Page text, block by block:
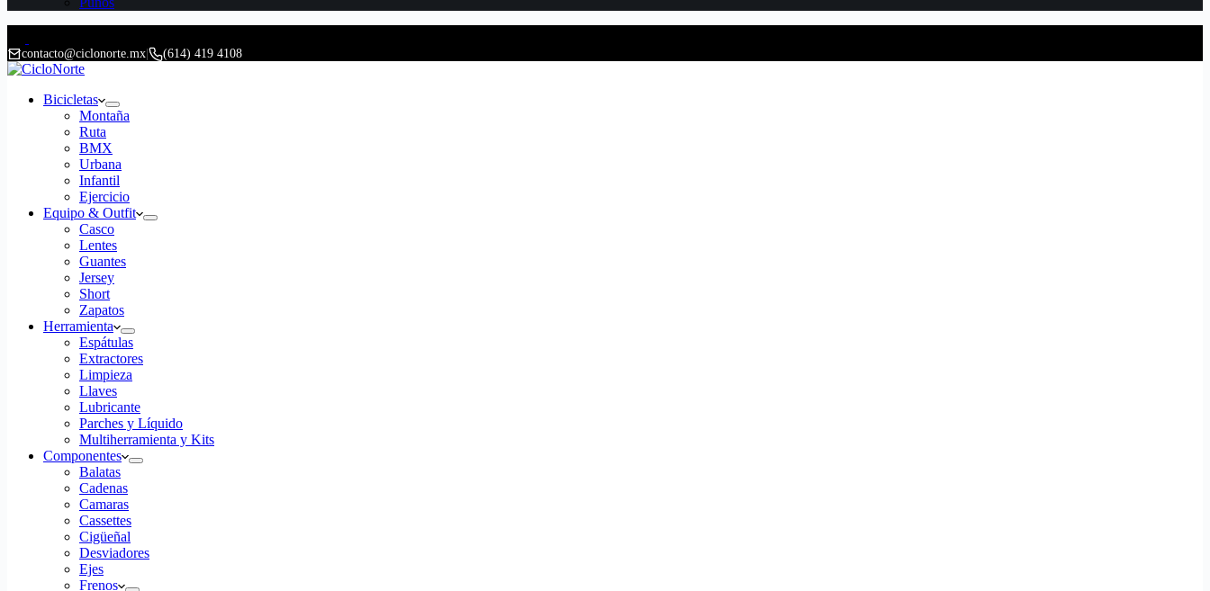
contacto@ciclonorte.mx (614) 419 4108
Bicicletas
Montaña
Ruta
BMX
Urbana
Infantil
Ejercicio
Equipo & Outfit
Casco
Lentes
Guantes
Jersey
Short
Zapatos
Herramienta
Espátulas
Extractores
Limpieza
Llaves
Lubricante
Parches y Líquido
Multiherramienta y Kits
Componentes
Balatas
Cadenas
Camaras
Cassettes
Cigüeñal
Desviadores
Ejes
Frenos